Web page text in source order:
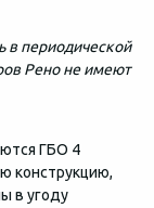
в периодической
Рено не имеют
ГБО 4
конструкцию,
в угоду